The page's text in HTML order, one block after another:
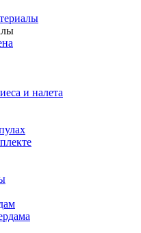
и налета